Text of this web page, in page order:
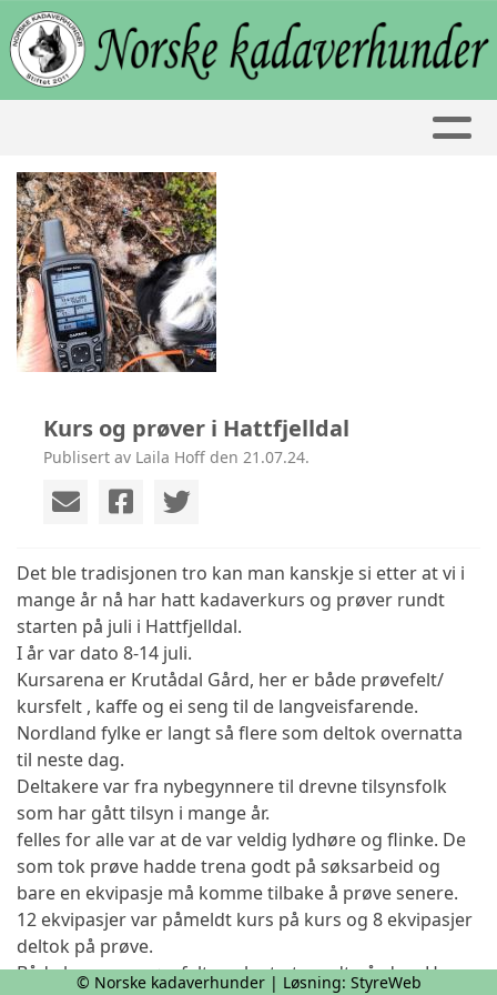
Kurs og prøver i Hattfjelldal
Publisert av Laila Hoff den 21.07.24.
Det ble tradisjonen tro kan man kanskje si etter at vi i
mange år nå har hatt kadaverkurs og prøver rundt
starten på juli i Hattfjelldal.
I år var dato 8-14 juli.
Kursarena er Krutådal Gård, her er både prøvefelt/
kursfelt , kaffe og ei seng til de langveisfarende.
Nordland fylke er langt så flere som deltok overnatta
til neste dag.
Deltakere var fra nybegynnere til drevne tilsynsfolk
som har gått tilsyn i mange år.
felles for alle var at de var veldig lydhøre og flinke. De
som tok prøve hadde trena godt på søksarbeid og
bare en ekvipasje må komme tilbake å prøve senere.
12 ekvipasjer var påmeldt kurs på kurs og 8 ekvipasjer
deltok på prøve.
Både kurs og prøvefelt var lagt ut rundt gården. Her
© Norske kadaverhunder | Løsning: StyreWeb